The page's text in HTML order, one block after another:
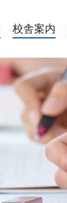
校舎案内